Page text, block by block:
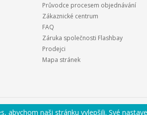
Průvodce procesem objednávání
Zákaznické centrum
FAQ
Záruka společnosti Flashbay
Prodejci
Mapa stránek
abychom naši stránku vylepšili. Své